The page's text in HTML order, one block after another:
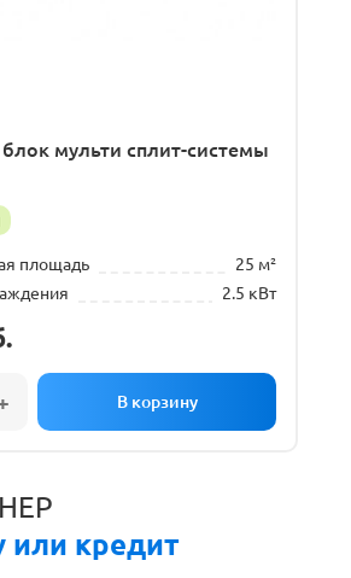
мульти сплит-системы
площадь
25 м²
2.5 кВт
или кредит